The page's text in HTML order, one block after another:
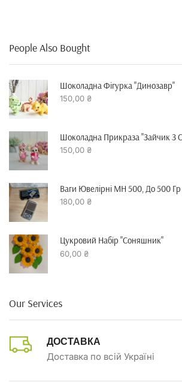
People Also Bought
Шоколадна Фігурка "динозавр"
150,00 ₴
Шоколадна Прикраза "зайчик З
150,00 ₴
Ваги Ювелірні MH 500, До 500 Гр
180,00 ₴
Цукровий Набір "Соняшник"
60,00 ₴
Our Services
ДОСТАВКА
Доставка по всій Україні